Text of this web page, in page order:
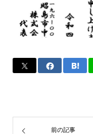
前の記事